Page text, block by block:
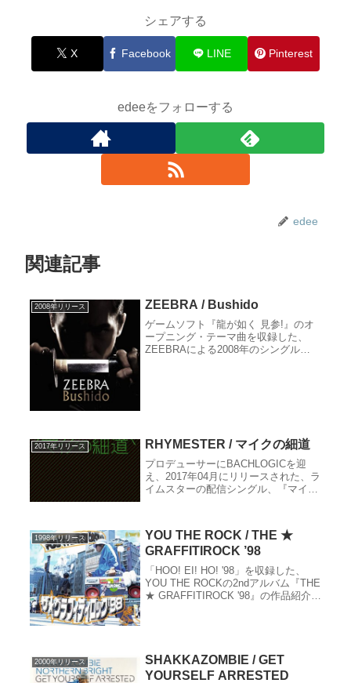
シェアする
X Facebook LINE Pinterest
edeeをフォローする
edee
関連記事
2008年リリース ZEEBRA / Bushido
ゲームソフト『龍が如く 見参!』のオ
ープニング・テーマ曲を収録した、
ZEEBRAによる2008年のシングル
2017年リリース RHYMESTER / マイクの細道
プロデューサーにBACHLOGICを迎
え、2017年04月にリリースされた、ラ
イムスターの配信シングル、『マイク
1998年リリース
YOU THE ROCK / THE ★
GRAFFITIROCK ’98
「HOO! EI! HO! '98」を収録した、
YOU THE ROCKの2ndアルバム『THE
★ GRAFFITIROCK '98』の作品紹介。
2000年リリース
SHAKKAZOMBIE / GET
YOURSELF ARRESTED